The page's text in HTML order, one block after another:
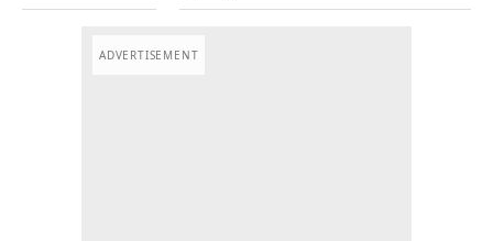
ADVERTISEMENT